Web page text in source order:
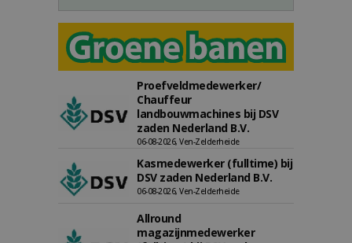
Proefveldmedewerker/
Chauffeur
landbouwmachines bij DSV
zaden Nederland B.V.
06-08-2026, Ven-Zelderheide
Kasmedewerker (fulltime) bij
DSV zaden Nederland B.V.
06-08-2026, Ven-Zelderheide
Allround
magazijnmedewerker